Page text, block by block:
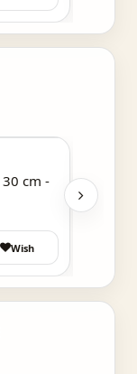
30 cm -
Wish